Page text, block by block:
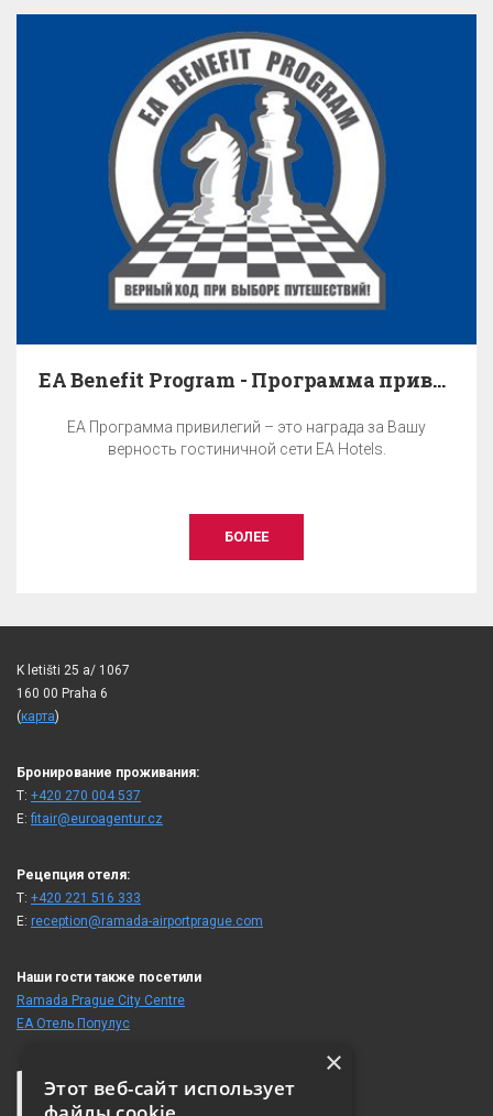
EA Benefit Program - Программа привилегий
EA Программа привилегий – это награда за Вашу
верность гостиничной сети EA Hotels.
БОЛЕЕ
K letišti 25 a/ 1067
160 00 Praha 6
(карта)
Бронирование проживания:
T: +420 270 004 537
E:fitair@euroagentur.cz
Рецепция отеля:
T: +420 221 516 333
E: reception@ramada-airportprague.com
Наши гости также посетили
Ramada Prague City Centre
ЕА Отель Популус
×
Этот веб-сайт использует